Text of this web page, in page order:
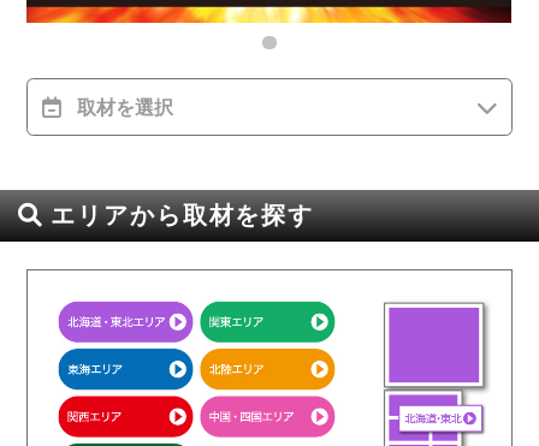
取材を選択
エリアから取材を探す